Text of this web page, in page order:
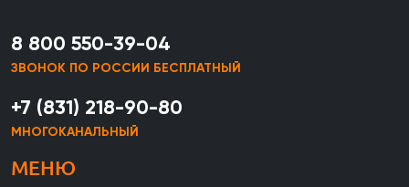
8 800 550-39-04
ЗВОНОК ПО РОССИИ БЕСПЛАТНЫЙ
+7 (831) 218-90-80
МНОГОКАНАЛЬНЫЙ
МЕНЮ